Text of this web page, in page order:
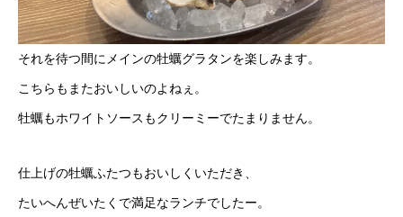
それを待つ間にメインの牡蠣グラタンを楽しみます。
こちらもまたおいしいのよねぇ。
牡蠣もホワイトソースもクリーミーでたまりません。
仕上げの牡蠣ふたつもおいしくいただき、
たいへんぜいたくで満足なランチでしたー。